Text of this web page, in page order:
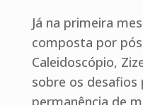
Já na primeira
composta por
Caleidoscópio,
sobre os desafios
permanência de